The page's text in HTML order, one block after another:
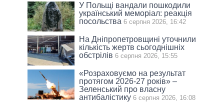
У Польщі вандали пошкодили
український меморіал: реакція
посольства 6 серпня 2026, 16:42
На Дніпропетровщині уточнили
кількість жертв сьогоднішніх
обстрілів 6 серпня 2026, 15:55
«Розраховуємо на результат
протягом 2026-27 років» –
Зеленський про власну
антибалістику 6 серпня 2026, 16:08